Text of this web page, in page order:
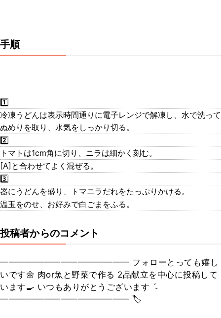
手順
1️⃣
冷凍うどんは表示時間通りに電子レンジで解凍し、水で洗って
ぬめりを取り、水気をしっかり切る。
2️⃣
トマトは1cm角に切り、ニラは細かく刻む。
[A]と合わせてよく混ぜる。
3️⃣
器にうどんを盛り、トマニラだれをたっぷりかける。
温玉をのせ、お好みで白ごまをふる。
投稿者からのコメント
━━━━━━━━━━━━━━━ フォローとっても嬉し
いです🌼 肉or魚と野菜で作る 2品献立を中心に投稿して
います🍳 いつもありがとうございます ˊ˗
━━━━━━━━━━━━━━━ 🏷